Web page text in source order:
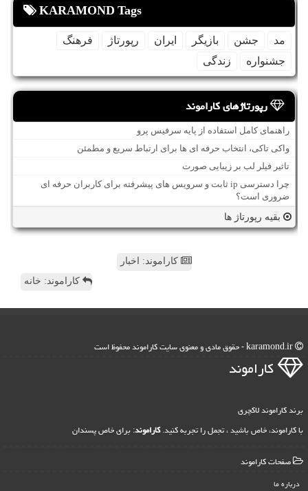
KARAMOND Tags
مد جشن بازیگر ایران رپورتاژ
فرهنگ
جشنواره
زندگی
رپورتاژهای کاراموند
راهنمای کامل استفاده از پایه سرفیس پرو
واکی تاکی، انتخاب حرفه ای ها برای ارتباط سریع و مطمئن
تاثیر فیلر لب بر زیبایی صورت
چرا دسترسی ip ثابت و سرویس های پیشرفته برای کاربران حرفه ای
ضروری است؟
بقیه رپورتاژ ها
کاراموند: اخبار
کاراموند: خانه
كاراموند
برند کاراموند لاکچری
با کاراموند، خاص باشید ، تجمل را تجربه کنید.کاراموند: برای خاص پسندان
صفحات كاراموند
درباره ما